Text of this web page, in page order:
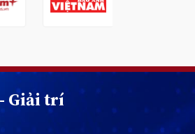
Giải trí